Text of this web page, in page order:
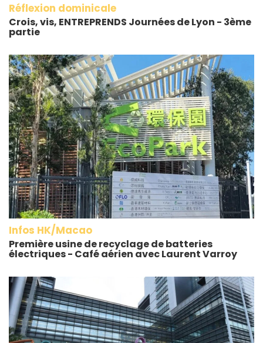
Réflexion dominicale
Crois, vis, ENTREPRENDS Journées de Lyon - 3ème
partie
Infos HK/Macao
Première usine de recyclage de batteries
électriques - Café aérien avec Laurent Varroy